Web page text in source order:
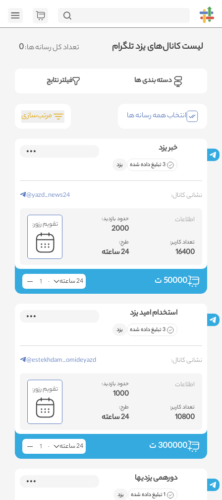
تعداد کل رسانه ها:0 لیست کانال‌های یزد تلگرام
فیلتر نتایج دسته بندی ها
مرتب‌سازی انتخاب همه رسانه ها
خبر یزد
3 تبلیغ داده شده یزد
نشانی کانال: @yazd_news24
اطلاعات
تعداد کاربر:
16400
حدود بازدید:
2000
طرح:
24 ساعته
تقویم رزور:
50000ت 24 ساعته
استخدام امید یزد
3 تبلیغ داده شده یزد
نشانی کانال: @estekhdam_omideyazd
اطلاعات
تعداد کاربر:
10800
حدود بازدید:
1000
طرح:
24 ساعته
تقویم رزور:
300000ت 24 ساعته
دورهمی یزدیها
1 تبلیغ داده شده یزد
[GET]
.متوجه شدم